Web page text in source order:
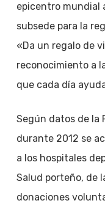
epicentro mundial
subsede para la
«Da un regalo de
reconocimiento a
que cada día
Según datos de la
durante 2012 se
a los hospitales
Salud porteño, de
donaciones